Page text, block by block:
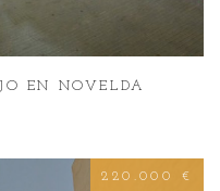
EN NOVELDA
220.000 €